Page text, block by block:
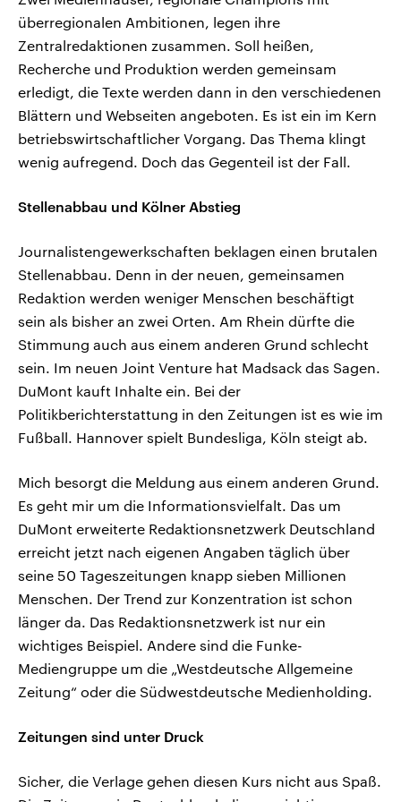
überregionalen Ambitionen, legen ihre
Zentralredaktionen zusammen. Soll heißen,
Recherche und Produktion werden gemeinsam
erledigt, die Texte werden dann in den verschiedenen
Blättern und Webseiten angeboten. Es ist ein im Kern
betriebswirtschaftlicher Vorgang. Das Thema klingt
wenig aufregend. Doch das Gegenteil ist der Fall.
Stellenabbau und Kölner Abstieg
Journalistengewerkschaften beklagen einen brutalen
Stellenabbau. Denn in der neuen, gemeinsamen
Redaktion werden weniger Menschen beschäftigt
sein als bisher an zwei Orten. Am Rhein dürfte die
Stimmung auch aus einem anderen Grund schlecht
sein. Im neuen Joint Venture hat Madsack das Sagen.
DuMont kauft Inhalte ein. Bei der
Politikberichterstattung in den Zeitungen ist es wie im
Fußball. Hannover spielt Bundesliga, Köln steigt ab.
Mich besorgt die Meldung aus einem anderen Grund.
Es geht mir um die Informationsvielfalt. Das um
DuMont erweiterte Redaktionsnetzwerk Deutschland
erreicht jetzt nach eigenen Angaben täglich über
seine 50 Tageszeitungen knapp sieben Millionen
Menschen. Der Trend zur Konzentration ist schon
länger da. Das Redaktionsnetzwerk ist nur ein
wichtiges Beispiel. Andere sind die Funke-
Mediengruppe um die „Westdeutsche Allgemeine
Zeitung“ oder die Südwestdeutsche Medienholding.
Zeitungen sind unter Druck
Sicher, die Verlage gehen diesen Kurs nicht aus Spaß.